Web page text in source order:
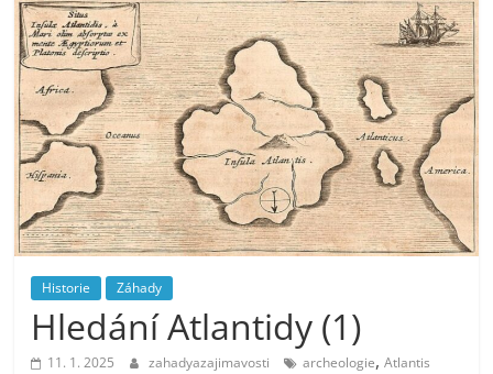
Historie Záhady
Hledání Atlantidy (1)
11. 1. 2025 zahadyazajimavosti archeologie,Atlantis